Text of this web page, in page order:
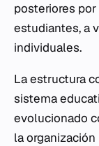
posteriores
estudiantes, a
individuales.
La estructura
sistema
evolucionado
la